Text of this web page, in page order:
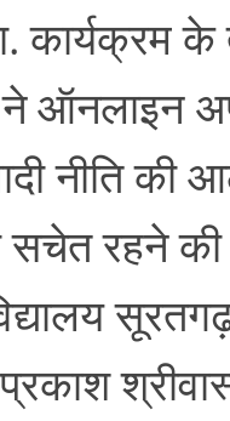
कार्यक्रम
ऑनलाइन
नीति
सचेत रहने